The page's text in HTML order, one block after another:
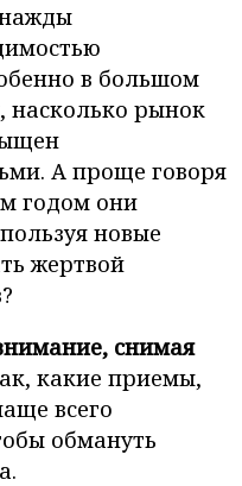
в большом
насколько рынок
А проще говоря
годом они
новые
жертвой
снимая
какие приемы,
всего
обмануть